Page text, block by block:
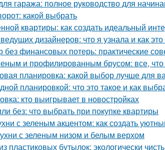
гаража: полное руководство для
какой выбрать
квартиры: как создать идеальный
дизайнеров: что я узнала и как
финансовых потерь: практические
и профилированным брусом: все, что
планировка: какой выбор лучше для
планировкой: что это такое и как
кто выигрывает в новостройках
без: что выбрать при покупке квартиры
с зеленым акцентом: как создать
с зеленым низом и белым верхом
пластиковых бутылок: экологически